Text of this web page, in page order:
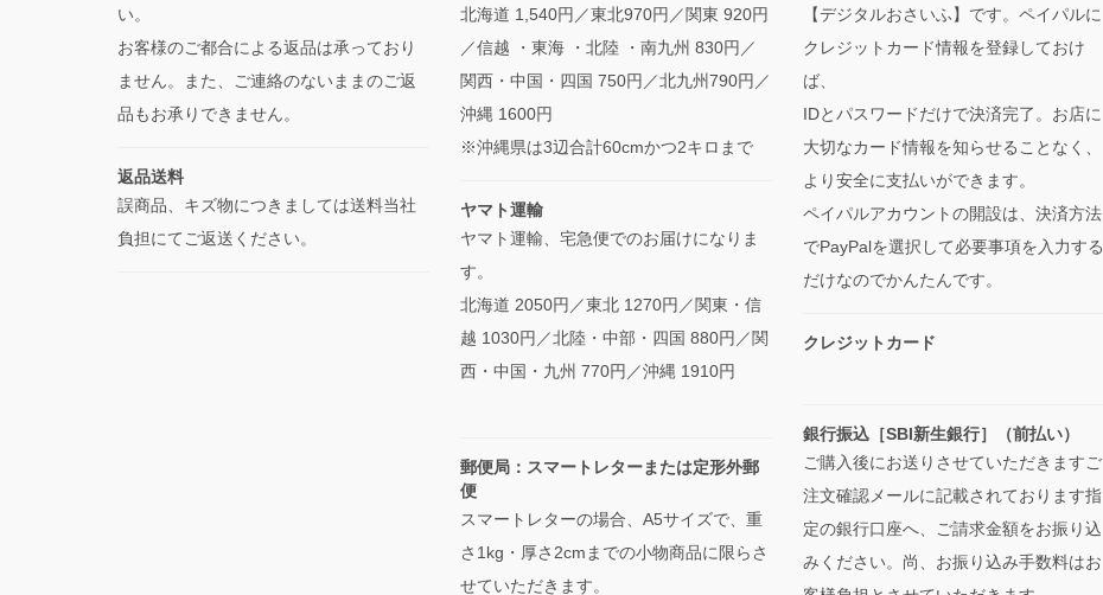
い。
お客様のご都合による返品は承っており
ません。また、ご連絡のないままのご返
品もお承りできません。
返品送料
誤商品、キズ物につきましては送料当社
負担にてご返送ください。
北海道 1,540円／東北970円／関東 920円
／信越 ・東海 ・北陸 ・南九州 830円／
関西・中国・四国 750円／北九州790円／
沖縄 1600円
※沖縄県は3辺合計60cmかつ2キロまで
ヤマト運輸
ヤマト運輸、宅急便でのお届けになりま
す。
北海道 2050円／東北 1270円／関東・信
越 1030円／北陸・中部・四国 880円／関
西・中国・九州 770円／沖縄 1910円
郵便局：スマートレターまたは定形外郵
便
スマートレターの場合、A5サイズで、重
さ1kg・厚さ2cmまでの小物商品に限らさ
せていただきます。
【デジタルおさいふ】です。ペイパルに
クレジットカード情報を登録しておけ
ば、
IDとパスワードだけで決済完了。お店に
大切なカード情報を知らせることなく、
より安全に支払いができます。
ペイパルアカウントの開設は、決済方法
でPayPalを選択して必要事項を入力する
だけなのでかんたんです。
クレジットカード
銀行振込［SBI新生銀行］（前払い）
ご購入後にお送りさせていただきますご
注文確認メールに記載されております指
定の銀行口座へ、ご請求金額をお振り込
みください。尚、お振り込み手数料はお